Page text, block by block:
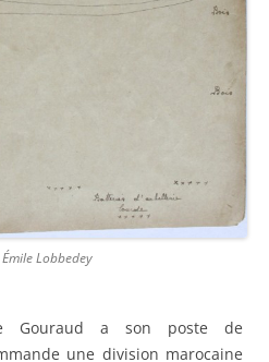
Lobbedey
Gouraud a son poste de
une division marocaine